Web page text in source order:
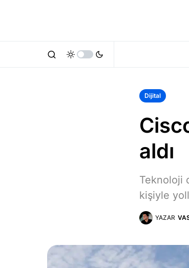
Dijital
aldı
Teknoloji
kişiyle
YAZAR